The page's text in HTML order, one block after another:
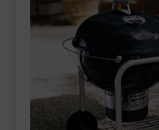
HORARIO GARDEN
CONTACTAR
___________________________
VEURE EN CATALÀ